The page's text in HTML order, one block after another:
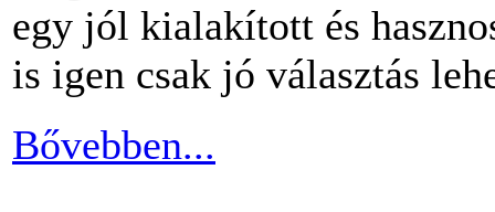
egy jól kialakított és
is igen csak jó választás
Bővebben...